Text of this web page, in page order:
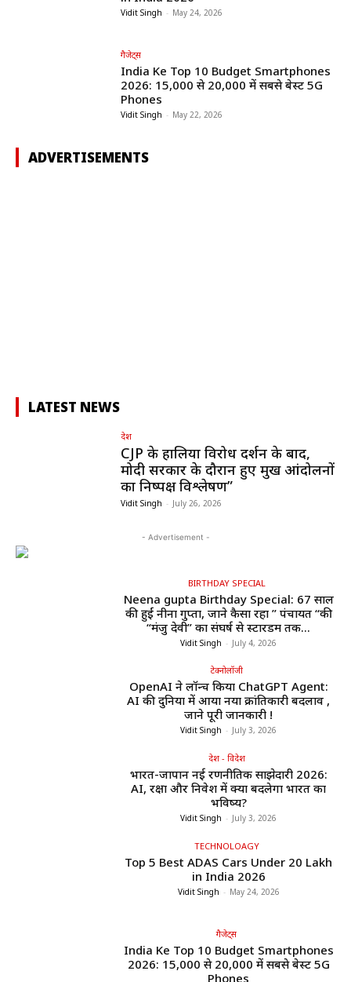
Vidit Singh - May 24, 2026
गैजेट्स
India Ke Top 10 Budget Smartphones
2026: ₹15,000 से ₹20,000 में सबसे बेस्ट 5G
Phones
Vidit Singh - May 22, 2026
ADVERTISEMENTS
LATEST NEWS
देश
CJP के हालिया विरोध प्रदर्शन के बाद,
मोदी सरकार के दौरान हुए प्रमुख आंदोलनों
का निष्पक्ष विश्लेषण”
Vidit Singh - July 26, 2026
- Advertisement -
BIRTHDAY SPECIAL
Neena gupta Birthday Special: 67 साल
की हुईं नीना गुप्ता, जाने कैसा रहा ” पंचायत “की
“मंजु देवी” का संघर्ष से स्टारडम तक...
Vidit Singh - July 4, 2026
टेक्नोलॉजी
OpenAI ने लॉन्च किया ChatGPT Agent:
AI की दुनिया में आया नया क्रांतिकारी बदलाव ,
जाने पूरी जानकारी !
Vidit Singh - July 3, 2026
देश - विदेश
भारत-जापान नई रणनीतिक साझेदारी 2026:
AI, रक्षा और निवेश में क्या बदलेगा भारत का
भविष्य?
Vidit Singh - July 3, 2026
TECHNOLOAGY
Top 5 Best ADAS Cars Under ₹20 Lakh
in India 2026
Vidit Singh - May 24, 2026
गैजेट्स
India Ke Top 10 Budget Smartphones
2026: ₹15,000 से ₹20,000 में सबसे बेस्ट 5G
Phones